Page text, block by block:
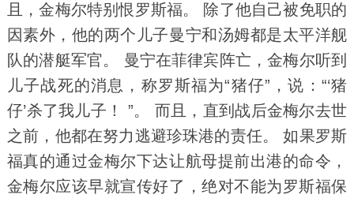
且，金梅尔特别恨罗斯福。 除了他自己被免职的
因素外，他的两个儿子曼宁和汤姆都是太平洋舰
队的潜艇军官。 曼宁在菲律宾阵亡，金梅尔听到
儿子战死的消息，称罗斯福为“猪仔”，说：“‘猪
仔’杀了我儿子！ ”。 而且，直到战后金梅尔去世
之前，他都在努力逃避珍珠港的责任。 如果罗斯
福真的通过金梅尔下达让航母提前出港的命令，
金梅尔应该早就宣传好了，绝对不能为罗斯福保